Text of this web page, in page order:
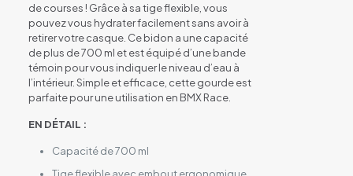
de courses ! Grâce à sa tige flexible, vous
pouvez vous hydrater facilement sans avoir à
retirer votre casque. Ce bidon a une capacité
de plus de 700 ml et est équipé d’une bande
témoin pour vous indiquer le niveau d’eau à
l’intérieur. Simple et efficace, cette gourde est
parfaite pour une utilisation en BMX Race.
EN DÉTAIL :
Capacité de 700 ml
Tige flexible avec embout ergonomique